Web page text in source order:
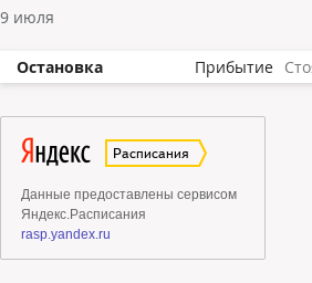
9 июля
Остановка Прибытие